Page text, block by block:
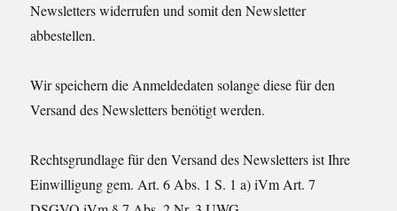
Newsletters widerrufen und somit den Newsletter
abbestellen.
Wir speichern die Anmeldedaten solange diese für den
Versand des Newsletters benötigt werden.
Rechtsgrundlage für den Versand des Newsletters ist Ihre
Einwilligung gem. Art. 6 Abs. 1 S. 1 a) iVm Art. 7